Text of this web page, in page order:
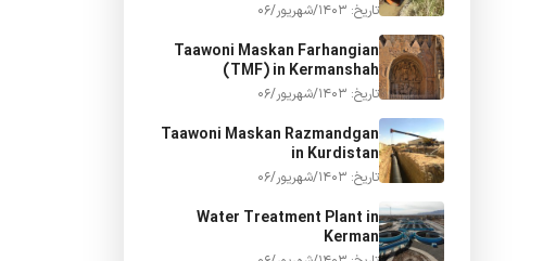
تاریخ: 1403/شهریور/06
Taawoni Maskan Farhangian
(TMF) in Kermanshah
تاریخ: 1403/شهریور/06
Taawoni Maskan Razmandgan
in Kurdistan
تاریخ: 1403/شهریور/06
Water Treatment Plant in
Kerman